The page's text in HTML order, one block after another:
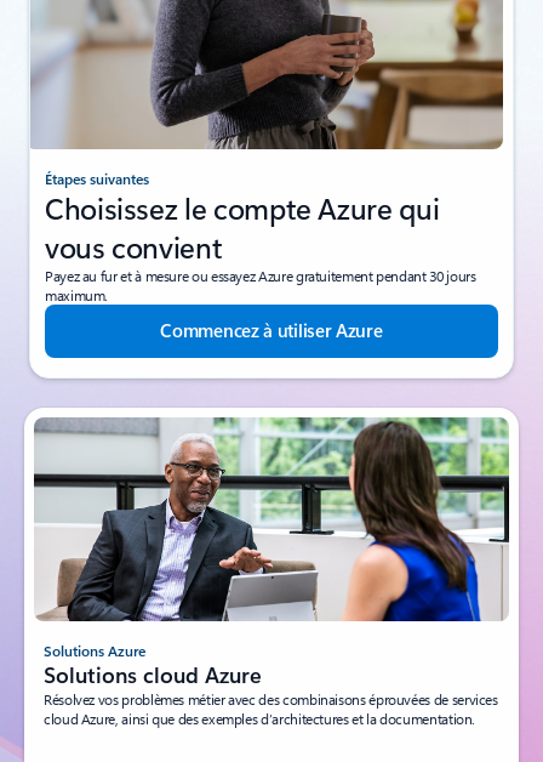
Étapes suivantes
Choisissez le compte Azure qui
vous convient
Payez au fur et à mesure ou essayez Azure gratuitement pendant 30 jours
maximum.
Commencez à utiliser Azure
Solutions Azure
Solutions cloud Azure
Résolvez vos problèmes métier avec des combinaisons éprouvées de services
cloud Azure, ainsi que des exemples d’architectures et la documentation.